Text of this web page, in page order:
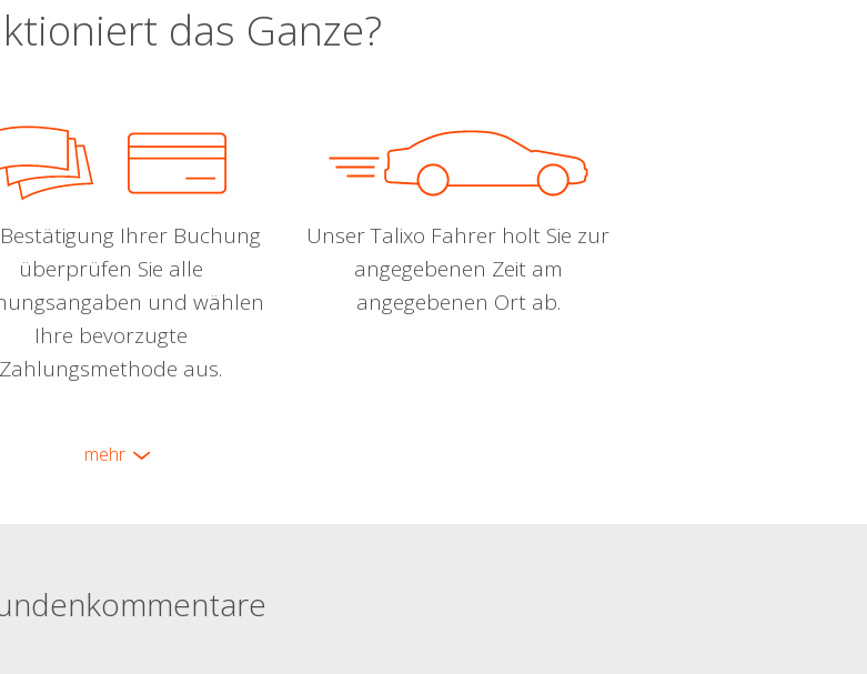
das Ganze?
Ihrer Buchung
überprüfen Sie alle
und wählen
Ihre bevorzugte
Zahlungsmethode aus.
Unser Talixo Fahrer holt Sie zur
angegebenen Zeit am
angegebenen Ort ab.
mehr